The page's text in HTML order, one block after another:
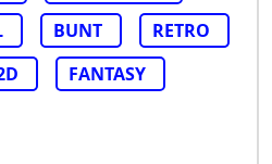
BUNT
RETRO
FANTASY